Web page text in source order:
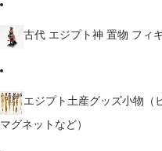
古代 エジプト神 置物 フィ
エジプト土産グッズ小物（
マグネットなど）